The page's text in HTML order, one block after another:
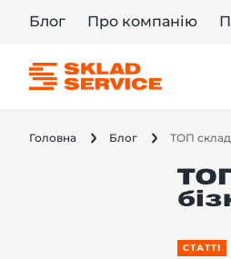
Блог Про компанію
Головна Блог ТОП
СТАТТІ